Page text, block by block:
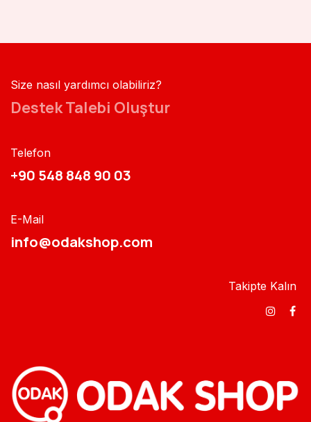
Size nasıl yardımcı olabiliriz?
Destek Talebi Oluştur
Telefon
+90 548 848 90 03​​
E-Mail
info@odakshop.com​
Takipte Kalın